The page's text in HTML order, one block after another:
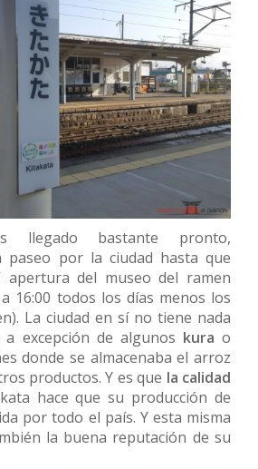
llegado bastante pronto,
paseo por la ciudad hasta que
del museo del ramen
16:00 todos los días menos los
La ciudad en sí no tiene nada
excepción de algunos kura o
donde se almacenaba el arroz
productos. Y es que la calidad
hace que su producción de
por todo el país. Y esta misma
la buena reputación de su